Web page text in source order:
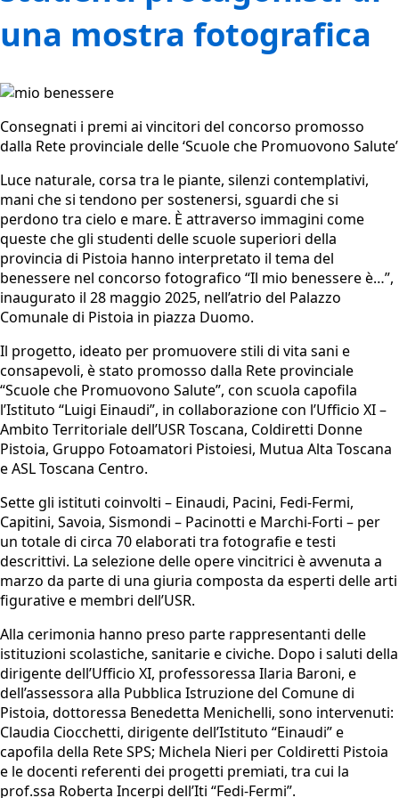
una mostra fotografica
Consegnati i premi ai vincitori del concorso promosso
dalla Rete provinciale delle ‘Scuole che Promuovono Salute’
Luce naturale, corsa tra le piante, silenzi contemplativi,
mani che si tendono per sostenersi, sguardi che si
perdono tra cielo e mare. È attraverso immagini come
queste che gli studenti delle scuole superiori della
provincia di Pistoia hanno interpretato il tema del
benessere nel concorso fotografico “Il mio benessere è…”,
inaugurato il 28 maggio 2025, nell’atrio del Palazzo
Comunale di Pistoia in piazza Duomo.
Il progetto, ideato per promuovere stili di vita sani e
consapevoli, è stato promosso dalla Rete provinciale
“Scuole che Promuovono Salute”, con scuola capofila
l’Istituto “Luigi Einaudi”, in collaborazione con l’Ufficio XI –
Ambito Territoriale dell’USR Toscana, Coldiretti Donne
Pistoia, Gruppo Fotoamatori Pistoiesi, Mutua Alta Toscana
e ASL Toscana Centro.
Sette gli istituti coinvolti – Einaudi, Pacini, Fedi-Fermi,
Capitini, Savoia, Sismondi – Pacinotti e Marchi-Forti – per
un totale di circa 70 elaborati tra fotografie e testi
descrittivi. La selezione delle opere vincitrici è avvenuta a
marzo da parte di una giuria composta da esperti delle arti
figurative e membri dell’USR.
Alla cerimonia hanno preso parte rappresentanti delle
istituzioni scolastiche, sanitarie e civiche. Dopo i saluti della
dirigente dell’Ufficio XI, professoressa Ilaria Baroni, e
dell’assessora alla Pubblica Istruzione del Comune di
Pistoia, dottoressa Benedetta Menichelli, sono intervenuti:
Claudia Ciocchetti, dirigente dell’Istituto “Einaudi” e
capofila della Rete SPS; Michela Nieri per Coldiretti Pistoia
e le docenti referenti dei progetti premiati, tra cui la
prof.ssa Roberta Incerpi dell’Iti “Fedi-Fermi”.